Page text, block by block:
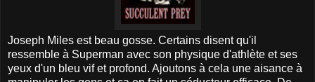
Joseph Miles est beau gosse. Certains disent qu'il
ressemble à Superman avec son physique d'athlète et ses
yeux d'un bleu vif et profond. Ajoutons à cela une aisance à